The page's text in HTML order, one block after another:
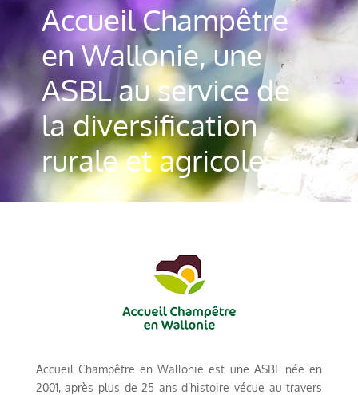
Accueil Champêtre
en Wallonie, une
ASBL au service de
la diversification
rurale et agricole
Accueil Champêtre en Wallonie est une ASBL née en
2001, après plus de 25 ans d’histoire vécue au travers